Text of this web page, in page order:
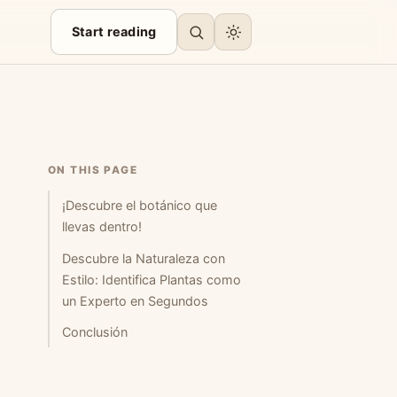
Start reading
ON THIS PAGE
¡Descubre el botánico que
llevas dentro!
Descubre la Naturaleza con
Estilo: Identifica Plantas como
un Experto en Segundos
Conclusión